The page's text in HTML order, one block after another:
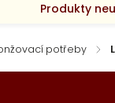
Produkty
potřeby /